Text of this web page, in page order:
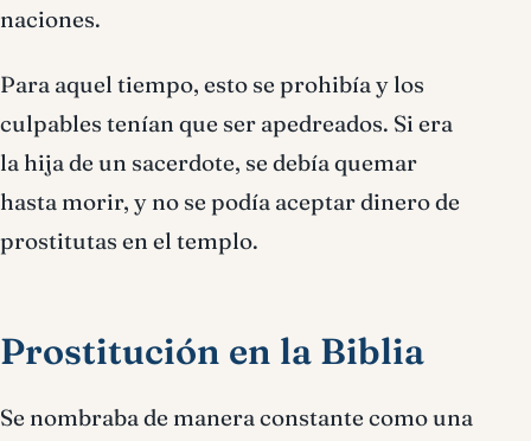
naciones.
Para aquel tiempo, esto se prohibía y los
culpables tenían que ser apedreados. Si era
la hija de un sacerdote, se debíaquemar
hasta morir, y no se podía aceptar dinero de
prostitutas en el templo.
Prostitución en la Biblia
Se nombraba de manera constante como una